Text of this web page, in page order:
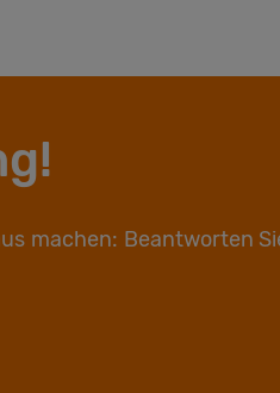
machen: Beantworten